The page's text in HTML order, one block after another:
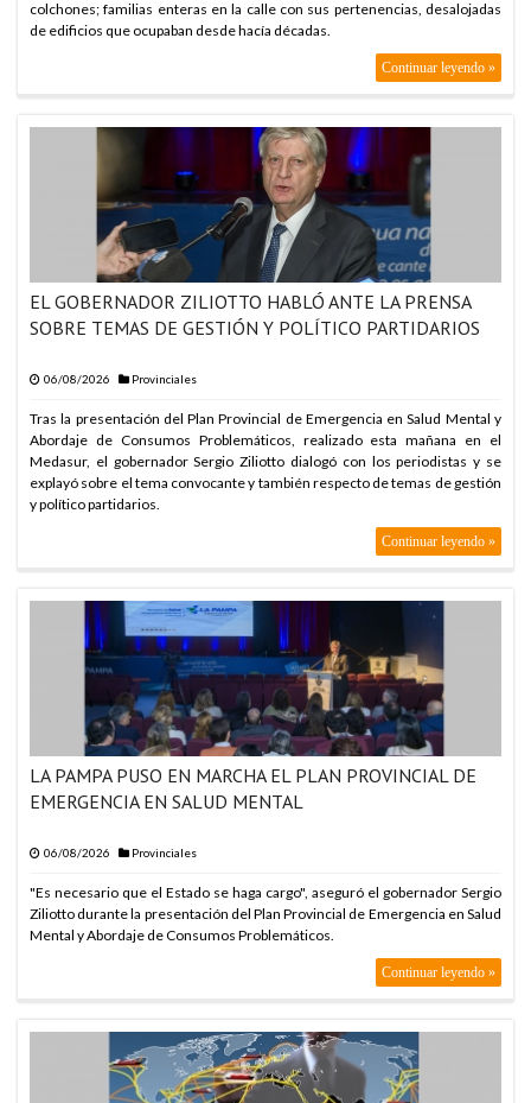
colchones; familias enteras en la calle con sus pertenencias, desalojadas
de edificios que ocupaban desde hacía décadas.
Continuar leyendo »
EL GOBERNADOR ZILIOTTO HABLÓ ANTE LA PRENSA
SOBRE TEMAS DE GESTIÓN Y POLÍTICO PARTIDARIOS
06/08/2026 Provinciales
Tras la presentación del Plan Provincial de Emergencia en Salud Mental y
Abordaje de Consumos Problemáticos, realizado esta mañana en el
Medasur, el gobernador Sergio Ziliotto dialogó con los periodistas y se
explayó sobre el tema convocante y también respecto de temas de gestión
y político partidarios.
Continuar leyendo »
LA PAMPA PUSO EN MARCHA EL PLAN PROVINCIAL DE
EMERGENCIA EN SALUD MENTAL
06/08/2026 Provinciales
"Es necesario que el Estado se haga cargo", aseguró el gobernador Sergio
Ziliotto durante la presentación del Plan Provincial de Emergencia en Salud
Mental y Abordaje de Consumos Problemáticos.
Continuar leyendo »